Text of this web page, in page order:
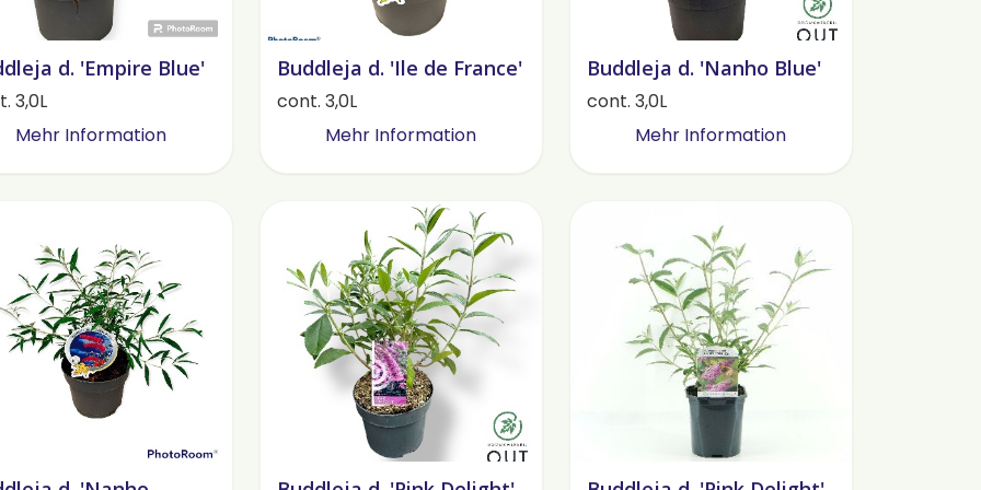
d. 'Empire Blue'
3,0L
Mehr Information
Buddleja d. 'Ile de France'
cont. 3,0L
Mehr Information
Buddleja d. 'Nanho Blue'
cont. 3,0L
Mehr Information